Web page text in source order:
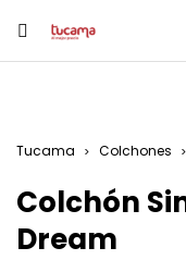
Tucama Colchones
Colchón
Dream